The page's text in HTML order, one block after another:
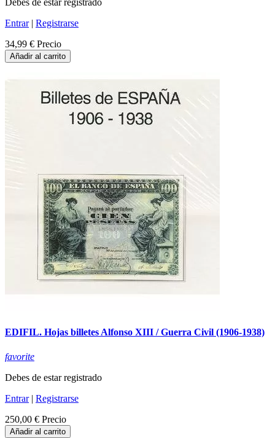
Debes de estar registrado
Entrar| Registrarse
34,99 € Precio
Añadir al carrito
EDIFIL. Hojas billetes Alfonso XIII / Guerra Civil (1906-1938)
favorite
Debes de estar registrado
Entrar| Registrarse
250,00 € Precio
Añadir al carrito